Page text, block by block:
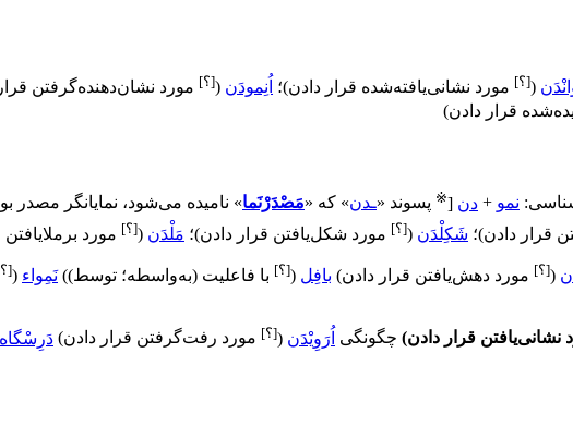
([؟] مورد نشانی‌یافته‌شده قرار دادن)؛ اُنِمودَن ([؟] مورد نشان‌دهنده‌گرفتن
قرار دادن)
نمو + دن [
※ پسوند «ـدن» که «مَصْدَرْنَما» نامیده می‌شود، نمایانگر مصدر
قرار دادن)؛ شَکِلْدَن ([؟] مورد شکل‌یافتن قرار دادن)؛ مَلْدَن ([؟] مورد
([؟] مورد دهش‌یافتن قرار دادن) بافِل ([؟] با فاعلیت (به‌واسطه؛ توسط)) نَمِواء (
نشانی‌یافتن قرار دادن) چگونگی اُرَوِیْدَن ([؟] مورد رفت‌گرفتن قرار دادن) دَرِسْگاه